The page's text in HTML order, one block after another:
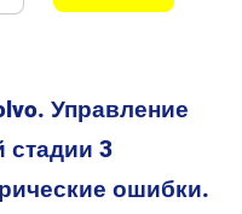
Управление
стадии 3
ошибки.